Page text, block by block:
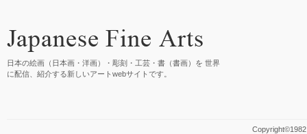
日本の絵画（日本画・洋画）・彫刻・工芸・書（書画）を 世界
に配信、紹介する新しいアートwebサイトです。